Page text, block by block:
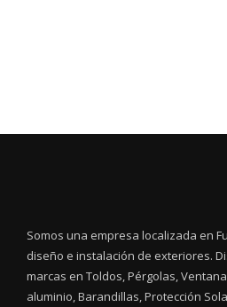
Somos una empresa localizada en
diseño e instalación de exteriores.
marcas en Toldos, Pérgolas,
aluminio, Barandillas, Protección